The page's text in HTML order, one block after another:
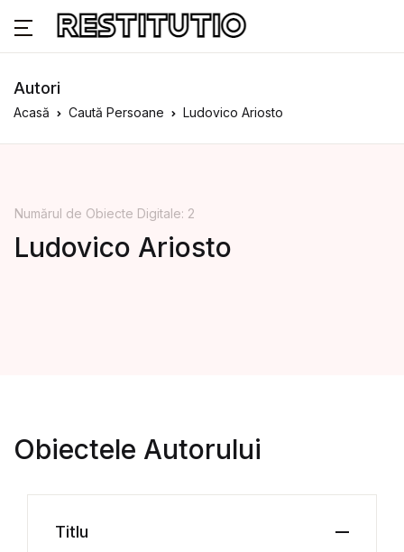
Autori
Acasă Caută Persoane Ludovico Ariosto
Numărul de Obiecte Digitale: 2
Ludovico Ariosto
Obiectele Autorului
Titlu